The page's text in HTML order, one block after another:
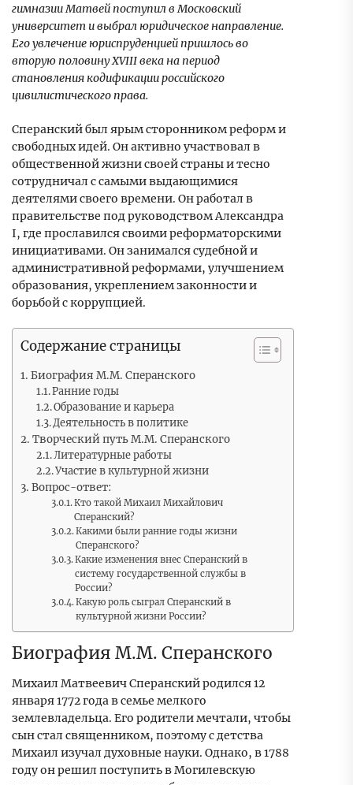
гимназии Матвей поступил в Московский
университет и выбрал юридическое направление.
Его увлечение юриспруденцией пришлось во
вторую половину XVIII века на период
становления кодификации российского
цивилистического права.
Сперанский был ярым сторонником реформ и
свободных идей. Он активно участвовал в
общественной жизни своей страны и тесно
сотрудничал с самыми выдающимися
деятелями своего времени. Он работал в
правительстве под руководством Александра
I, где прославился своими реформаторскими
инициативами. Он занимался судебной и
административной реформами, улучшением
образования, укреплением законности и
борьбой с коррупцией.
Содержание страницы
Биография М.М. Сперанского
Ранние годы
Образование и карьера
Деятельность в политике
Творческий путь М.М. Сперанского
Литературные работы
Участие в культурной жизни
Вопрос-ответ:
Кто такой Михаил Михайлович
Сперанский?
Какими были ранние годы жизни
Сперанского?
Какие изменения внес Сперанский в
систему государственной службы в
России?
Какую роль сыграл Сперанский в
культурной жизни России?
Биография М.М. Сперанского
Михаил Матвеевич Сперанский родился 12
января 1772 года в семье мелкого
землевладельца. Его родители мечтали, чтобы
сын стал священником, поэтому с детства
Михаил изучал духовные науки. Однако, в 1788
году он решил поступить в Могилевскую